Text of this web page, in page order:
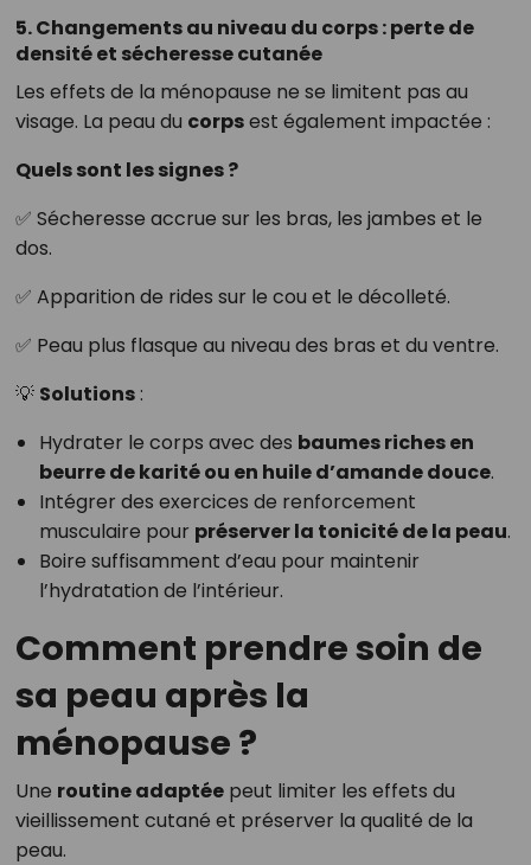
5. Changements au niveau du corps : perte de
densité et sécheresse cutanée
Les effets de la ménopause ne se limitent pas au
visage. La peau du corpsest également impactée :
Quels sont les signes ?
✅ Sécheresse accrue sur les bras, les jambes et le
dos.
✅ Apparition de rides sur le cou et le décolleté.
✅ Peau plus flasque au niveau des bras et du ventre.
💡 Solutions:
Hydrater le corps avec des baumes riches en
beurre de karité ou en huile d’amande douce.
Intégrer des exercices de renforcement
musculaire pour préserver la tonicité de la peau.
Boire suffisamment d’eau pour maintenir
l’hydratation de l’intérieur.
Comment prendre soin de
sa peau après la
ménopause ?
Une routine adaptéepeut limiter les effets du
vieillissement cutané et préserver la qualité de la
peau.